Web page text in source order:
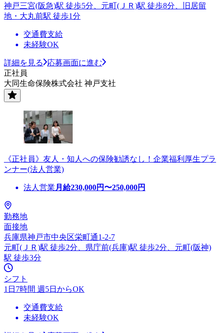
神戸三宮(阪急)駅 徒歩5分、元町(ＪＲ)駅 徒歩8分、旧居留
地・大丸前駅 徒歩1分
交通費支給
未経験OK
詳細を見る
応募画面に進む
正社員
大同生命保険株式会社 神戸支社
《正社員》友人・知人への保険勧誘なし！企業福利厚生プラ
ンナー(法人営業)
法人営業 月給230,000円〜250,000円
勤務地
面接地
兵庫県神戸市中央区栄町通1-2-7
元町(ＪＲ)駅 徒歩2分、県庁前(兵庫)駅 徒歩2分、元町(阪神)
駅 徒歩3分
シフト
1日7時間 週5日からOK
交通費支給
未経験OK